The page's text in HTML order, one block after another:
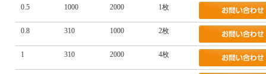
0.5 1000 2000 1枚
0.8 310 1000 2枚
1 310 2000 4枚